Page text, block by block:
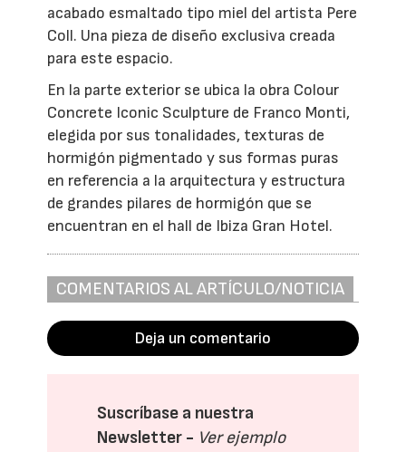
acabado esmaltado tipo miel del artista Pere
Coll. Una pieza de diseño exclusiva creada
para este espacio.
En la parte exterior se ubica la obra Colour
Concrete Iconic Sculpture de Franco Monti,
elegida por sus tonalidades, texturas de
hormigón pigmentado y sus formas puras
en referencia a la arquitectura y estructura
de grandes pilares de hormigón que se
encuentran en el hall de Ibiza Gran Hotel.
COMENTARIOS AL ARTÍCULO/NOTICIA
Deja un comentario
Suscríbase a nuestra
Newsletter - Ver ejemplo